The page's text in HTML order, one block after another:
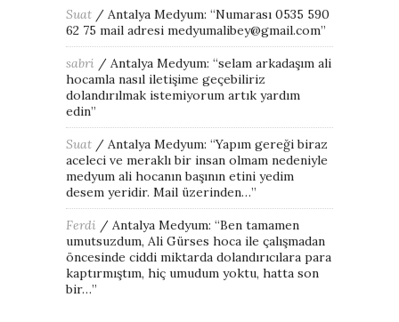
Suat / Antalya Medyum: “Numarası 0535 590
62 75 mail adresi medyumalibey@gmail.com”
sabri / Antalya Medyum: “selam arkadaşım ali
hocamla nasıl iletişime geçebiliriz
dolandırılmak istemiyorum artık yardım
edin”
Suat / Antalya Medyum: “Yapım gereği biraz
aceleci ve meraklı bir insan olmam nedeniyle
medyum ali hocanın başının etini yedim
desem yeridir. Mail üzerinden…”
Ferdi / Antalya Medyum: “Ben tamamen
umutsuzdum, Ali Gürses hoca ile çalışmadan
öncesinde ciddi miktarda dolandırıcılara para
kaptırmıştım, hiç umudum yoktu, hatta son
bir…”